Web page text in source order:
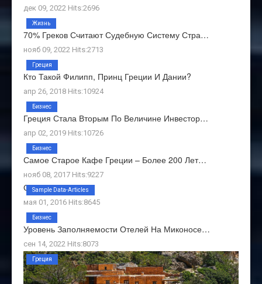
дек 09, 2022 Hits:2696
70% Греков Считают Судебную Систему Стра…
нояб 09, 2022 Hits:2713
Жизнь
Кто Такой Филипп, Принц Греции И Дании?
апр 26, 2018 Hits:10924
Греция
Греция Стала Вторым По Величине Инвестор…
апр 02, 2019 Hits:10726
Бизнес
Самое Старое Кафе Греции – Более 200 Лет…
нояб 08, 2017 Hits:9227
Бизнес
О Нас
мая 01, 2016 Hits:8645
Sample Data-Articles
Уровень Заполняемости Отелей На Миконосе…
сен 14, 2022 Hits:8073
Бизнес
Греция